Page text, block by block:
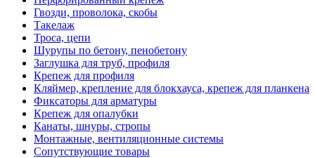
Гвозди, проволока, скобы
Такелаж
Троса, цепи
Шурупы по бетону, пенобетону
Заглушка для труб, профиля
Крепеж для профиля
Кляймер, крепление для блокхауса, крепеж для планкена
Фиксаторы для арматуры
Крепеж для опалубки
Канаты, шнуры, стропы
Монтажные, вентиляционные системы
Сопутствующие товары